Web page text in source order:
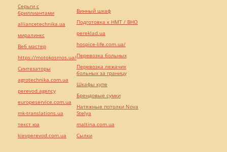
Серьги с
бриллиантами
alliancetechnika.ua
миралинкс
Веб мастер
https://motokosmos.ua/
Синтезаторы
agrotechnika.com.ua
perevod.agency
europeservice.com.ua
mk-translations.ua
текст юа
kievperevod.com.ua
Винный шкаф
Подготовка к НМТ / ВНО
pereklad.ua
hospice-life.com.ua/
Перевозка больных
Перевозка лежачих
больных за границу
Шкафы купе
Брендовые сумки
Натяжные потолки Nova
Stelya
maltina.com.ua
Cылки